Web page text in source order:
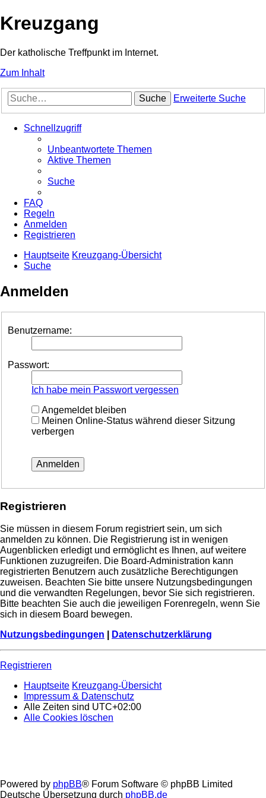
Kreuzgang
Der katholische Treffpunkt im Internet.
Zum Inhalt
Suche Erweiterte Suche
Schnellzugriff
Unbeantwortete Themen
Aktive Themen
Suche
FAQ
Regeln
Anmelden
Registrieren
Hauptseite Kreuzgang-Übersicht
Suche
Anmelden
Benutzername:
Passwort:
Ich habe mein Passwort vergessen
Angemeldet bleiben
Meinen Online-Status während dieser Sitzung
verbergen
Registrieren
Sie müssen in diesem Forum registriert sein, um sich
anmelden zu können. Die Registrierung ist in wenigen
Augenblicken erledigt und ermöglicht es Ihnen, auf weitere
Funktionen zuzugreifen. Die Board-Administration kann
registrierten Benutzern auch zusätzliche Berechtigungen
zuweisen. Beachten Sie bitte unsere Nutzungsbedingungen
und die verwandten Regelungen, bevor Sie sich registrieren.
Bitte beachten Sie auch die jeweiligen Forenregeln, wenn Sie
sich in diesem Board bewegen.
Nutzungsbedingungen
Datenschutzerklärung
Registrieren
Hauptseite Kreuzgang-Übersicht
Impressum & Datenschutz
Alle Zeiten sind UTC+02:00
Alle Cookies löschen
Powered by phpBB® Forum Software © phpBB Limited
Deutsche Übersetzung durch phpBB.de